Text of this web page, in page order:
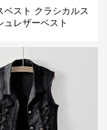
ベスト クラシカルス
ュレザーベスト